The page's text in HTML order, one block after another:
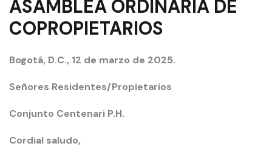
ASAMBLEA ORDINARIA DE
COPROPIETARIOS
Bogotá, D.C., 12 de marzo de 2025.
Señores Residentes/Propietarios
Conjunto Centenari P.H.
Cordial saludo,